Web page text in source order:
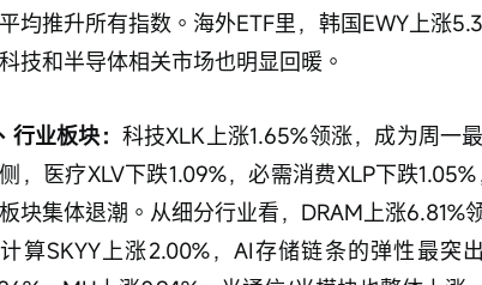
均推升所有指数。海外ETF里，韩国EWY上涨
技和半导体相关市场也明显回暖。
行业板块： 科技XLK上涨1.65%领涨，成为周一
，医疗XLV下跌1.09%，必需消费XLP下跌
块集体退潮。从细分行业看，DRAM上涨6.81%
算SKYY上涨2.00%，AI存储链条的弹性最突